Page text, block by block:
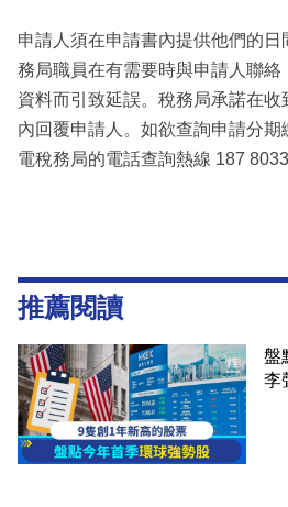
申請人須在申請書內提供他們的
務局職員在有需要時與申請人聯
資料而引致延誤。稅務局承諾在
內回覆申請人。如欲查詢申請分
電稅務局的電話查詢熱線 187 8033
推薦閱讀
盤
李